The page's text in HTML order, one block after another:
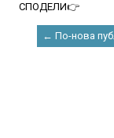
СПОДЕЛИ👉
← По-нова